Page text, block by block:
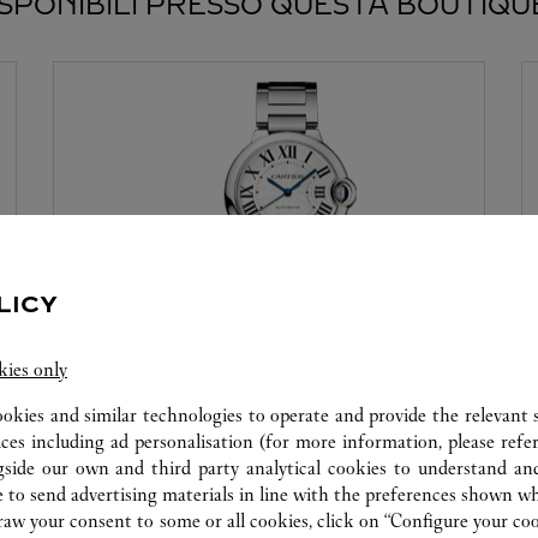
I nostri esperti Cartier sono a vostra disposizione
in questa boutique per effettuare una diagnosi
della vostra creazione e procedere, quando
possibile, alla risoluzione immediata del problema.
only
and similar technologies to operate and provide the relevant
including ad personalisation (for more information, please
our own and third party analytical cookies to understand
to send advertising materials in line with the preferences shown
your consent to some or all cookies, click on “Configure your